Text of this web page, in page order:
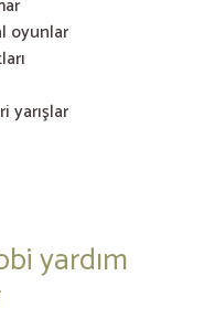
oyunlar
yarışlar
yardım